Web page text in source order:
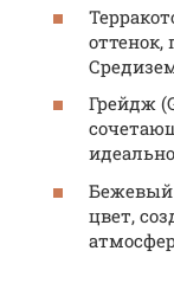
Грейдж
Бежевый
цвет,